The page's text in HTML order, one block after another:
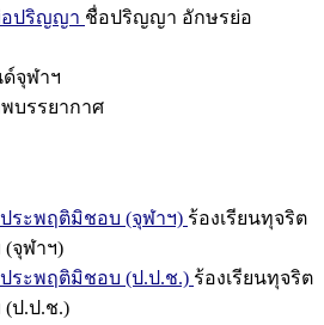
ปริญญา ชื่อปริญญา อักษรย่อ
จุฬาฯ
บรรยากาศ
ระพฤติมิชอบ (จุฬาฯ) ร้องเรียนทุจริต
จุฬาฯ)
ระพฤติมิชอบ (ป.ป.ช.) ร้องเรียนทุจริต
ป.ป.ช.)